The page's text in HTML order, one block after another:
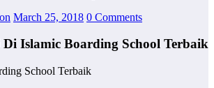
March 25, 2018 0 Comments
Islamic Boarding School Terbaik